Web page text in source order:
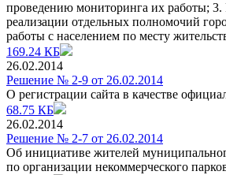
проведению мониторинга их работы; 3.
реализации отдельных полномочий
работы с населением по месту
169.24 КБ
26.02.2014
Решение № 2-9 от 26.02.2014
О регистрации сайта в качестве
68.75 КБ
26.02.2014
Решение № 2-7 от 26.02.2014
Об инициативе жителей
по организации некоммерческого